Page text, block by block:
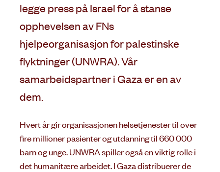
legge press på Israel for å stanse
opphevelsen av FNs
hjelpeorganisasjon for palestinske
flyktninger (UNWRA). Vår
samarbeidspartner i Gaza er en av
dem.
Hvert år gir organisasjonen helsetjenester til over
fire millioner pasienter og utdanning til 660 000
barn og unge. UNWRA spiller også en viktig rolle i
det humanitære arbeidet. I Gaza distribuerer de